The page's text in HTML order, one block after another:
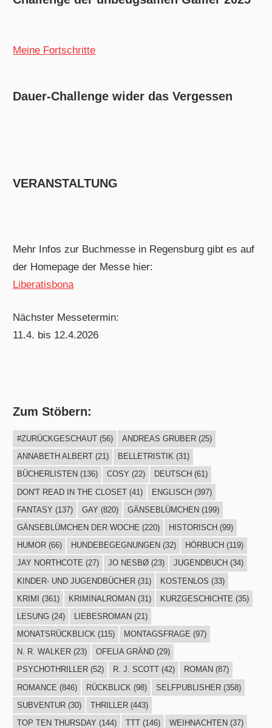
Meine Fortschritte
Dauer-Challenge wider das Vergessen
VERANSTALTUNG
Mehr Infos zur Buchmesse in Regensburg gibt es auf
der Homepage der Messe hier:
Liberatisbona
Nächster Messetermin:
11.4. bis 12.4.2026
Zum Stöbern:
#ZURÜCKGESCHAUT(56) ANDREAS GRUBER(25)
ANNABETH ALBERT(21) BELLETRISTIK(31)
BÜCHERLISTEN (136) COSY (22) DEUTSCH (61)
DON'T READ IN THE CLOSET(41) ENGLISCH(397)
FANTASY (137) GAY (820) GÄNSEBLÜMCHEN (199)
GÄNSEBLÜMCHEN DER WOCHE (220) HISTORISCH (99)
HUMOR(66) HUNDEBEGEGNUNGEN (32) HÖRBUCH (119)
JAY NORTHCOTE (27) JO NESBØ(23) JUGENDBUCH (34)
KINDER- UND JUGENDBÜCHER(31) KOSTENLOS (33)
KRIMI (361) KRIMINALROMAN(31) KURZGESCHICHTE (35)
LESUNG(24) LIEBESROMAN (21)
MONATSRÜCKBLICK(115) MONTAGSFRAGE (97)
N. R. WALKER(23) OFELIA GRÄND(29)
PSYCHOTHRILLER(52) R. J. SCOTT(42) ROMAN (87)
ROMANCE (846) RÜCKBLICK (98) SELFPUBLISHER(358)
SUBVENTUR(30) THRILLER(443)
TOP TEN THURSDAY (144) TTT(146) WEIHNACHTEN (37)